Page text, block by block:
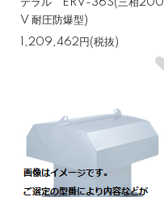
テラル ERV-36S(三相200
V 耐圧防爆型)
1,209,462円(税抜)